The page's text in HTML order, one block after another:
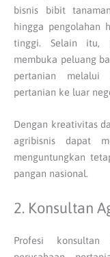
bisnis bibit
hingga pengolahan
tinggi. Selain itu,
membuka peluang
pertanian melalui
pertanian ke luar
Dengan kreativitas
agribisnis dapat
menguntungkan
pangan nasional.
2. Konsultan
Profesi